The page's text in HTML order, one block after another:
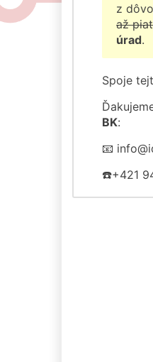
z
až
úrad.
Spoje
BK:
📧
☎️+421